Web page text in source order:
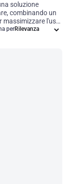
soluzione
combinando un
massimizzare l'uso
per applicazioni
per